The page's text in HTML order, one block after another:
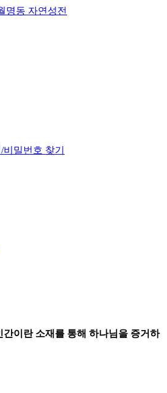
명동 자연성전
비밀번호 찾기
이란 소재를 통해 하나님을 증거하